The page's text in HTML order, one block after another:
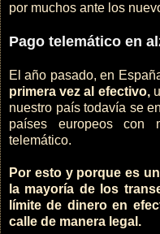
por muchos ante los
Pago telemático en
El año pasado, en
primera vez al efectivo,
nuestro país todavía se
países europeos
telemático.
Por esto y porque es
la mayoría de los
límite de dinero en
calle de manera legal.